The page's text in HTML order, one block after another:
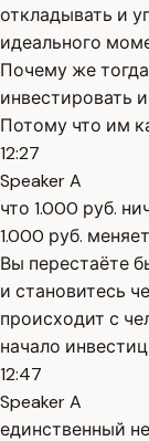
откладывать и
идеального
Почему же
инвестировать
Потому что им
12:27
Speaker A
что 1.000 руб.
1.000 руб.
Вы перестаёте
и становитесь
происходит с
начало
12:47
Speaker A
единственный